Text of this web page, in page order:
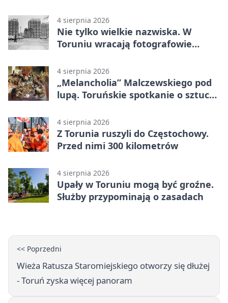
4 sierpnia 2026
Nie tylko wielkie nazwiska. W
Toruniu wracają fotografowie
4 sierpnia 2026
„Melancholia” Malczewskiego pod
lupą. Toruńskie spotkanie o sztuce i
4 sierpnia 2026
Z Torunia ruszyli do Częstochowy.
Przed nimi 300 kilometrów
4 sierpnia 2026
Upały w Toruniu mogą być groźne.
Służby przypominają o zasadach
<< Poprzedni
Wieża Ratusza Staromiejskiego otworzy się dłużej
- Toruń zyska więcej panoram